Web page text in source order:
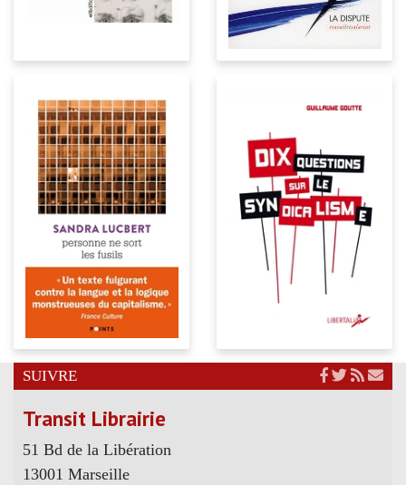
SUIVRE
Transit Librairie
51 Bd de la Libération
13001 Marseille